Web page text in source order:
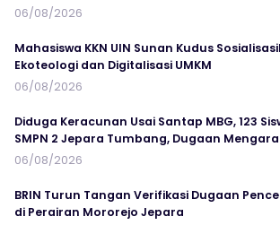
06/08/2026
Mahasiswa KKN UIN Sunan Kudus
Ekoteologi dan Digitalisasi UMKM
06/08/2026
Diduga Keracunan Usai Santap MBG, 123
SMPN 2 Jepara Tumbang, Dugaan
06/08/2026
BRIN Turun Tangan Verifikasi Dugaan
di Perairan Mororejo Jepara